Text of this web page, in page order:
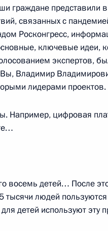
«Роснефть» Игорем
Московская область, Ново-Огарёво
эндокринологии
граждане представили
связанных с
Росконгресс,
ключевые идеи,
экспертов,
Владимир
лидерами проектов.
Например, цифровая
восемь детей… После
тысячи людей
детей используют эту